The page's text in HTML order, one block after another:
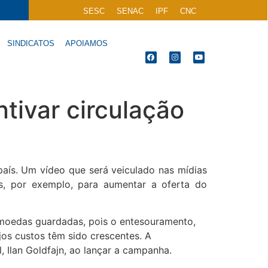
SESC SENAC IPF CNC
SINDICATOS APOIAMOS
circulação
Um vídeo que será veiculado nas mídias
por exemplo, para aumentar a oferta do
guardadas, pois o entesouramento,
custos têm sido crescentes. A
Goldfajn, ao lançar a campanha.